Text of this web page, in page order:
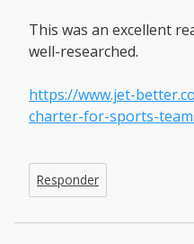
This was an excellent
well-researched.
https://www.jet-
charter-for-sports-
Responder